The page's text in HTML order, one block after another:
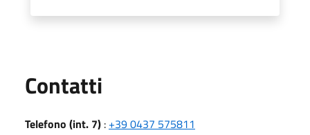
Contatti
Telefono (int. 7) : +39 0437 575811